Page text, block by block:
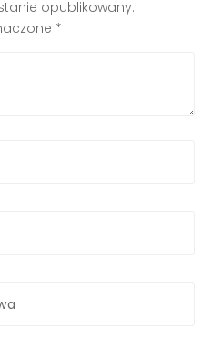
opublikowany.
*